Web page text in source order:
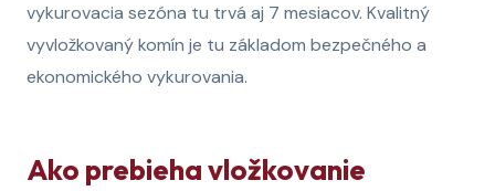
vykurovacia sezóna tu trvá aj 7 mesiacov. Kvalitný
vyvložkovaný komín je tu základom bezpečného a
ekonomického vykurovania.
Ako prebieha vložkovanie